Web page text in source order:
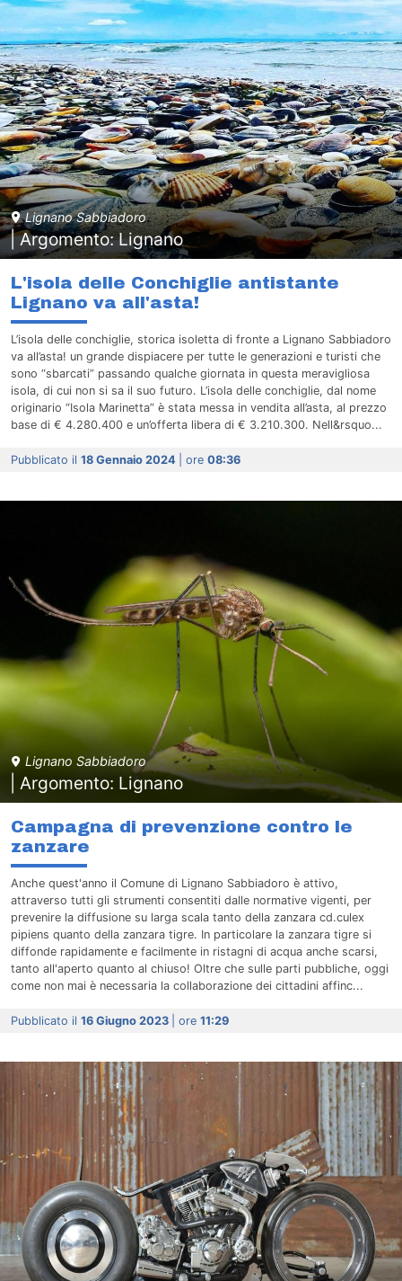
Lignano Sabbiadoro
| Argomento: Lignano
L'isola delle Conchiglie antistante
Lignano va all'asta!
L’isola delle conchiglie, storica isoletta di fronte a Lignano Sabbiadoro
va all’asta! un grande dispiacere per tutte le generazioni e turisti che
sono “sbarcati” passando qualche giornata in questa meravigliosa
isola, di cui non si sa il suo futuro. L’isola delle conchiglie, dal nome
originario “Isola Marinetta” è stata messa in vendita all’asta, al prezzo
base di € 4.280.400 e un’offerta libera di € 3.210.300. Nell&rsquo...
Pubblicato il 18 Gennaio 2024 | ore 08:36
Lignano Sabbiadoro
| Argomento: Lignano
Campagna di prevenzione contro le
zanzare
Anche quest'anno il Comune di Lignano Sabbiadoro è attivo,
attraverso tutti gli strumenti consentiti dalle normative vigenti, per
prevenire la diffusione su larga scala tanto della zanzara cd.culex
pipiens quanto della zanzara tigre. In particolare la zanzara tigre si
diffonde rapidamente e facilmente in ristagni di acqua anche scarsi,
tanto all'aperto quanto al chiuso! Oltre che sulle parti pubbliche, oggi
come non mai è necessaria la collaborazione dei cittadini affinc...
Pubblicato il 16 Giugno 2023 | ore 11:29